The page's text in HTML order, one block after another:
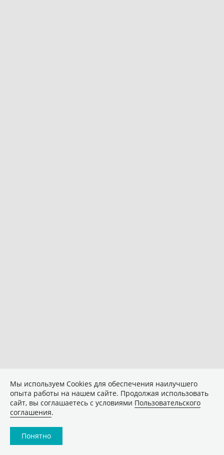
Мы используем Сookies для обеспечения наилучшего
опыта работы на нашем сайте. Продолжая использовать
сайт, вы соглашаетесь с условиями Пользовательского
соглашения.
Понятно